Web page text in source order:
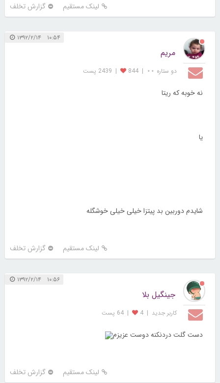
لینک مستقیم گزارش تخلف
۱۰:۵۴ ۱۳۹۲/۲/۱۴
مریم
دو ستاره ⋆⋆ |
844
| 2439 پست
نه خوبه که ریتا
یا
شایدم دوربین بد پیتزا خیلی خیلی خوشگله
لینک مستقیم گزارش تخلف
۱۰:۵۶ ۱۳۹۲/۲/۱۴
جینگیل بلا
کاربر جديد |
4
| 64 پست
دست گلت دردنکنه دوست عزیزم
لینک مستقیم گزارش تخلف